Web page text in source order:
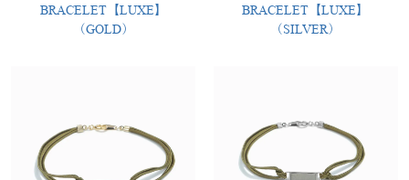
BRACELET【LUXE】
（GOLD）
BRACELET【LUXE】
（SILVER）